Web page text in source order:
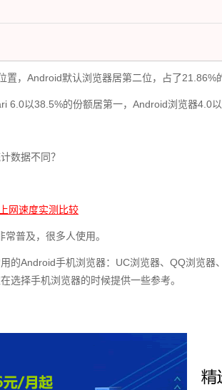
置，Android默认浏览器居第二位，占了21.86%
6.0以38.5%的份额居第一，Android浏览器4.0以
数据不同？
网速度实测比较
普及，很多人使用。
的Android手机浏览器：UC浏览器、QQ浏览器
选择手机浏览器的时候提供一些参考。